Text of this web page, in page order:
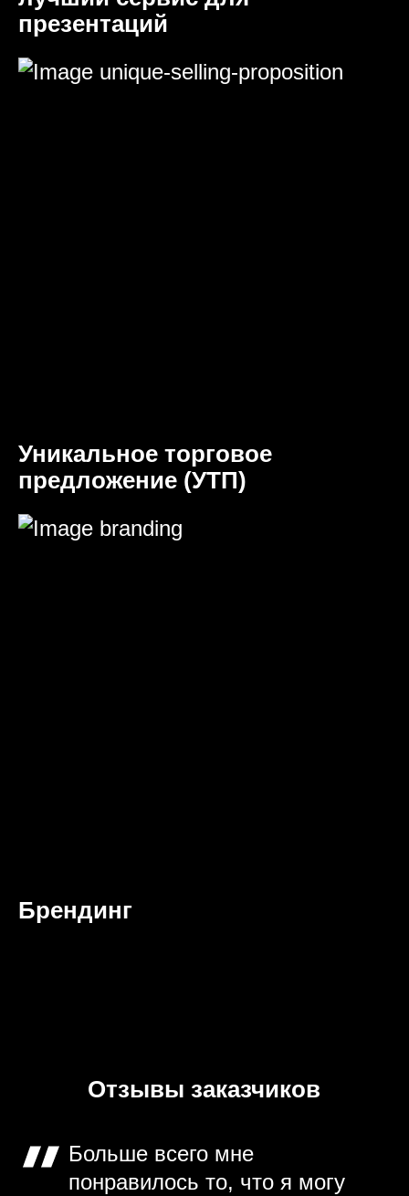
презентаций
Уникальное торговое
предложение (УТП)
Брендинг
Отзывы заказчиков
Больше всего мне
понравилось то, что я могу